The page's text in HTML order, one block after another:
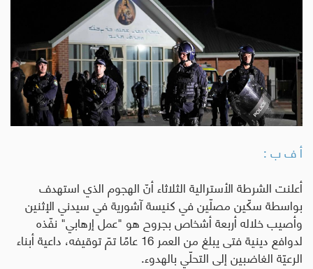
أ ف ب :
أعلنت الشرطة الأسترالية الثلاثاء أنّ الهجوم الذي استهدف
بواسطة سكّين مصلّين في كنيسة آشورية في سيدني الإثنين
وأصيب خلاله أربعة أشخاص بجروح هو "عمل إرهابي" نفّذه
لدوافع دينية فتى يبلغ من العمر 16 عامًا تمّ توقيفه، داعية أبناء
الرعيّة الغاضبين إلى التحلّي بالهدوء.